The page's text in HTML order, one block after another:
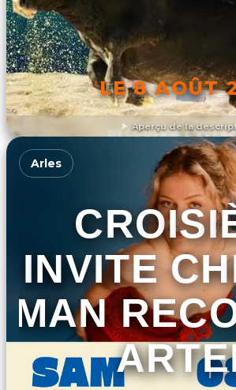
Aperçu de la
LE 8 AOÛT
DÉCOUVRIR
Arles
INVITE
MAN